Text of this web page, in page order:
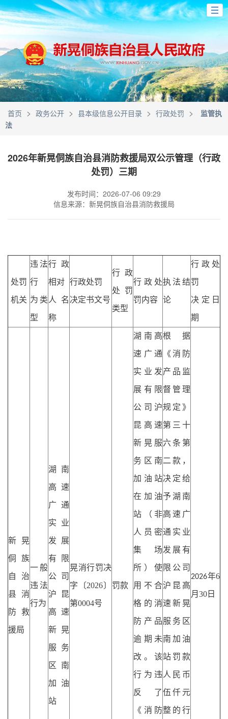
首页 > 政务公开 > 县本级信息公开目录 > 行政处罚 >
监管执
法
2026年新晃侗族自治县消防救援局双公示管理（行政
处罚）三期
发布时间：2026-07-06 09:29
信息来源：新晃侗族自治县消防救援局
处罚
机关
违法
行
为类
型
行政
相对
人名
称
行政处罚
决定书文号
行政
处罚
类型
行政处
罚内容
执法结
论
行政处
罚
决定日
期
新晃
侗族
自治
县消
防救
援局
一般
违法
行为
湖南
高速
广通
实业
发展
有限
公司
沪昆
高速
新晃
服务
区南
加油
站
晃消行罚决
字〔2026〕
第0004号
罚款
湖南高
速广通
实业发
展有限
公司沪
昆高速
新晃服
务区南
加油站
在加油
站（非
人员密
集场
所）使
用不合
格的消
防产品
逾期未
改。该
行为违
反了
《消防
根据
《消防
产品监
督管理
规定》
第三十
六条第
二款，
决定给
予湖南
高速广
通实业
发展有
限公司
沪昆高
速新晃
服务区
南加油
站罚款
人民币
伍仟元
整的行
2026年6
月30日